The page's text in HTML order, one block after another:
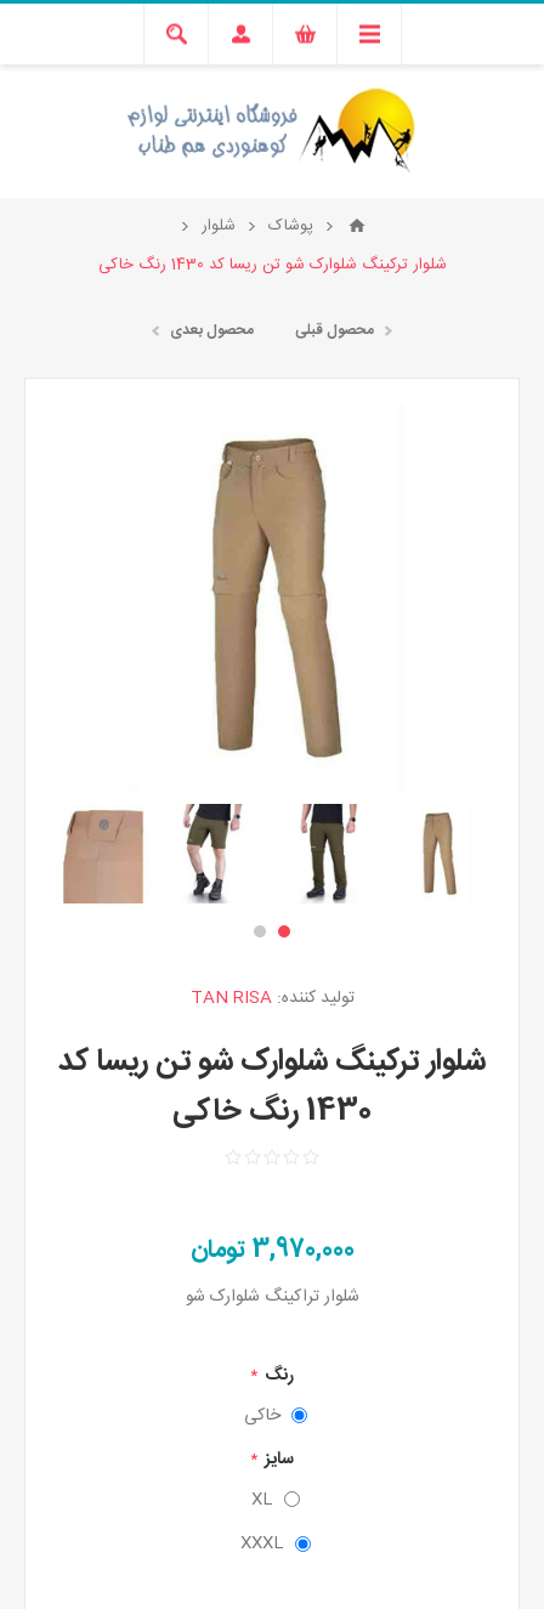
پوشاک
شلوار
شلوار ترکینگ شلوارک شو تن ریسا کد 1430 رنگ خاکی
محصول قبلی محصول بعدی
تولید کننده: TAN RISA
شلوار ترکینگ شلوارک شو تن ریسا کد
1430 رنگ خاکی
3,970,000 تومان
شلوار تراکینگ شلوارک شو
رنگ *
خاکی
سایز *
XL
XXXL